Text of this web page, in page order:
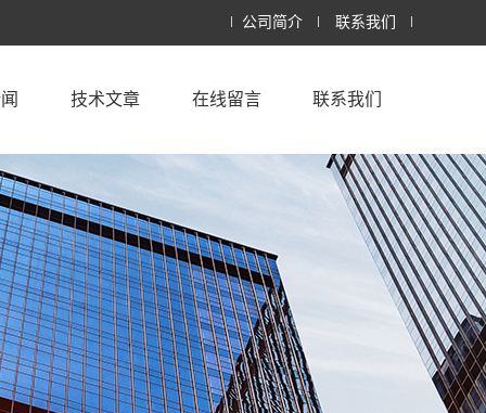
公司简介 联系我们
技术文章 在线留言 联系我们